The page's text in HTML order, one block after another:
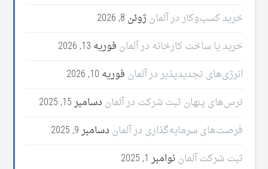
خرید کسب‌وکار در آلمان ژوئن 8, 2026
خرید یا ساخت کارخانه در آلمان فوریه 13, 2026
انرژی‌های تجدیدپذیر در آلمان فوریه 10, 2026
ترس‌های پنهان ثبت شرکت در آلمان دسامبر 15, 2025
فرصت‌های سرمایه‌گذاری در آلمان دسامبر 9, 2025
ثبت شرکت آلماننوامبر 1, 2025